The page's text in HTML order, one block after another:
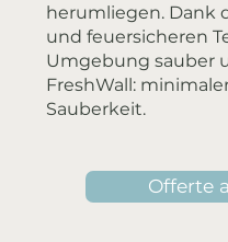
herumliegen. Dank
und feuersicheren
Umgebung sauber
FreshWall:
Sauberkeit.
Offerte